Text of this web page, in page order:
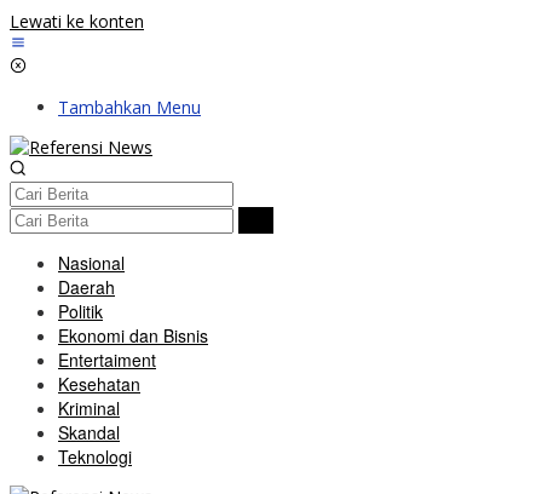
Lewati ke konten
Tambahkan Menu
Nasional
Daerah
Politik
Ekonomi dan Bisnis
Entertaiment
Kesehatan
Kriminal
Skandal
Teknologi